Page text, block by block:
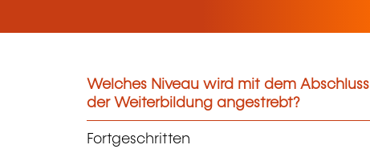
Welches Niveau wird mit dem Abschluss
der Weiterbildung angestrebt?
Fortgeschritten